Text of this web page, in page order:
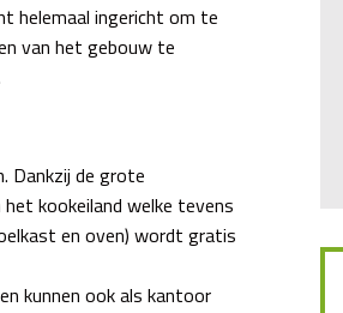
helemaal ingericht om te
van het gebouw te
Dankzij de grote
kookeiland welke tevens
en oven) wordt gratis
kunnen ook als kantoor